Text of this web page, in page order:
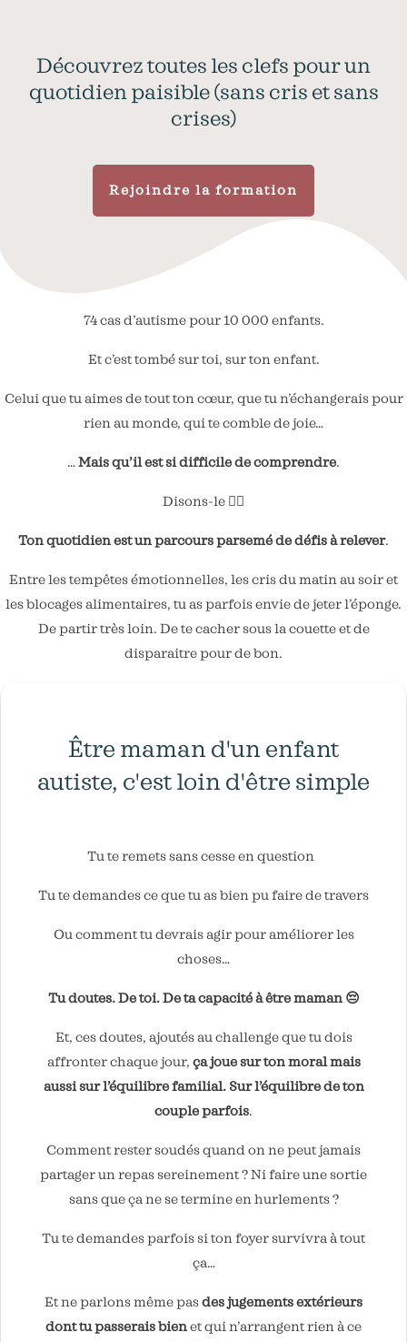
Découvrez toutes les clefs pour un
quotidien paisible (sans cris et sans
crises)
Rejoindre la formation
74 cas d’autisme pour 10 000 enfants.
Et c’est tombé sur toi, sur ton enfant.
Celui que tu aimes de tout ton cœur, que tu n’échangerais pour
rien au monde, qui te comble de joie…
…Mais qu’il est si difficile de comprendre.
Disons-le 👇🏼
Ton quotidien est un parcours parsemé de défis à relever.
Entre les tempêtes émotionnelles, les cris du matin au soir et
les blocages alimentaires, tu as parfois envie de jeter l’éponge.
De partir très loin. De te cacher sous la couette et de
disparaitre pour de bon.
Être maman d'un enfant
autiste, c'est loin d'être simple
Tu te remets sans cesse en question
Tu te demandes ce que tu as bien pu faire de travers
Ou comment tu devrais agir pour améliorer les
choses…
Tu doutes. De toi. De ta capacité à être maman 😔
Et, ces doutes, ajoutés au challenge que tu dois
affronter chaque jour, ça joue sur ton moral mais
aussi sur l’équilibre familial. Sur l’équilibre de ton
couple parfois.
Comment rester soudés quand on ne peut jamais
partager un repas sereinement ? Ni faire une sortie
sans que ça ne se termine en hurlements ?
Tu te demandes parfois si ton foyer survivra à tout
ça…
Et ne parlons même pasdes jugements extérieurs
dont tu passerais bienet qui n’arrangent rien à ce